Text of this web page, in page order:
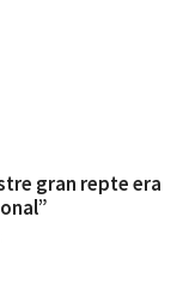
gran repte era